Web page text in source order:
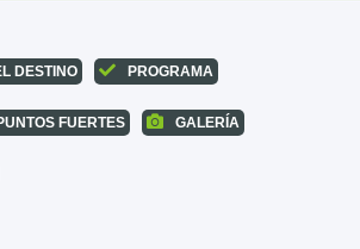
DESTINO PROGRAMA
FUERTES GALERÍA